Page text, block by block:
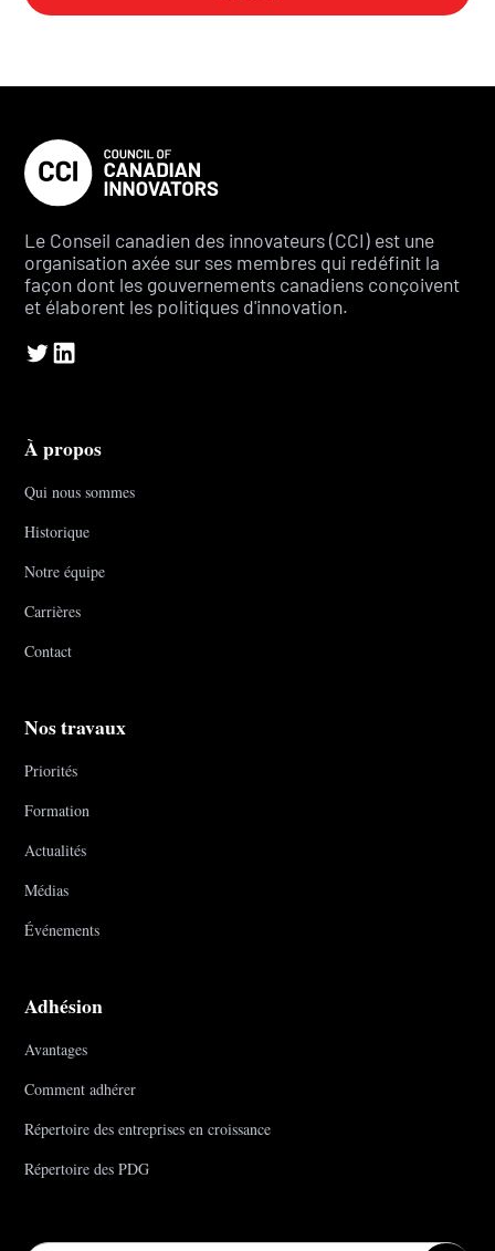
Le Conseil canadien des innovateurs (CCI) est une
organisation axée sur ses membres qui redéfinit la
façon dont les gouvernements canadiens conçoivent
et élaborent les politiques d'innovation.
À propos
Qui nous sommes
Historique
Notre équipe
Carrières
Contact
Nos travaux
Priorités
Formation
Actualités
Médias
Événements
Adhésion
Avantages
Comment adhérer
Répertoire des entreprises en croissance
Répertoire des PDG